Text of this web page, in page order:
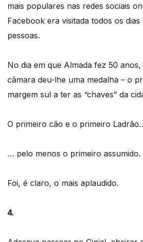
mais populares nas redes sociais
Facebook era visitada todos os
pessoas.
No dia em que Almada fez 50
câmara deu-lhe uma medalha – o
margem sul a ter as “chaves” da
O primeiro cão e o primeiro
… pelo menos o primeiro assumido.
Foi, é claro, o mais aplaudido.
4.